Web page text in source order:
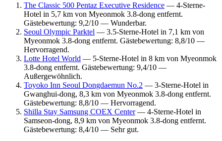
The Classic 500 Pentaz Executive Residence — 4-Sterne-
Hotel in 5,7 km von Myeonmok 3.8-dong entfernt.
Gästebewertung: 9,2/10 — Wunderbar.
Seoul Olympic Parktel — 3.5-Sterne-Hotel in 7,1 km von
Myeonmok 3.8-dong entfernt. Gästebewertung: 8,8/10 —
Hervorragend.
Lotte Hotel World — 5-Sterne-Hotel in 8 km von Myeonmok
3.8-dong entfernt. Gästebewertung: 9,4/10 —
Außergewöhnlich.
Toyoko Inn Seoul Dongdaemun No.2 — 3-Sterne-Hotel in
Gwanghui-dong, 8,3 km von Myeonmok 3.8-dong entfernt.
Gästebewertung: 8,8/10 — Hervorragend.
Shilla Stay Samsung COEX Center— 4-Sterne-Hotel in
Samseon-dong, 8,9 km von Myeonmok 3.8-dong entfernt.
Gästebewertung: 8,4/10 — Sehr gut.